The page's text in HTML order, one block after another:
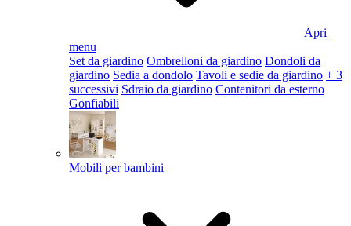
Apri
menu
Set da giardino Ombrelloni da giardino Dondoli da
giardino Sedia a dondolo Tavoli e sedie da giardino + 3
successivi Sdraio da giardino Contenitori da esterno
Gonfiabili
Mobili per bambini